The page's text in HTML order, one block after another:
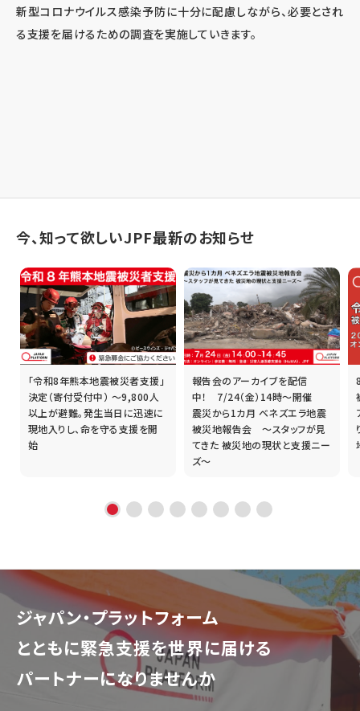
新型コロナウイルス感染予防に十分に配慮しながら、必要とされ
る支援を届けるための調査を実施していきます。
今、知って欲しいJPF最新のお知らせ
「令和8年熊本地震被災者支援」
決定（寄付受付中） ～9,800人
以上が避難。発生当日に迅速に
現地入りし、命を守る支援を開
始
報告会のアーカイブを配信
中！ 7/24（金）14時～開催
震災から1カ月 ベネズエラ地震
被災地報告会 ～スタッフが見
てきた 被災地の現状と支援ニー
ズ～
ジャパン・プラットフォーム
とともに緊急支援を世界に届ける
パートナーになりませんか